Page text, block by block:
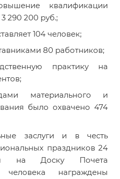
квалификации
290 200 руб.;
104 человек;
80 работников;
практику на
материального и
было охвачено 474
заслуги и в честь
праздников 24
на Доску Почета
награждены